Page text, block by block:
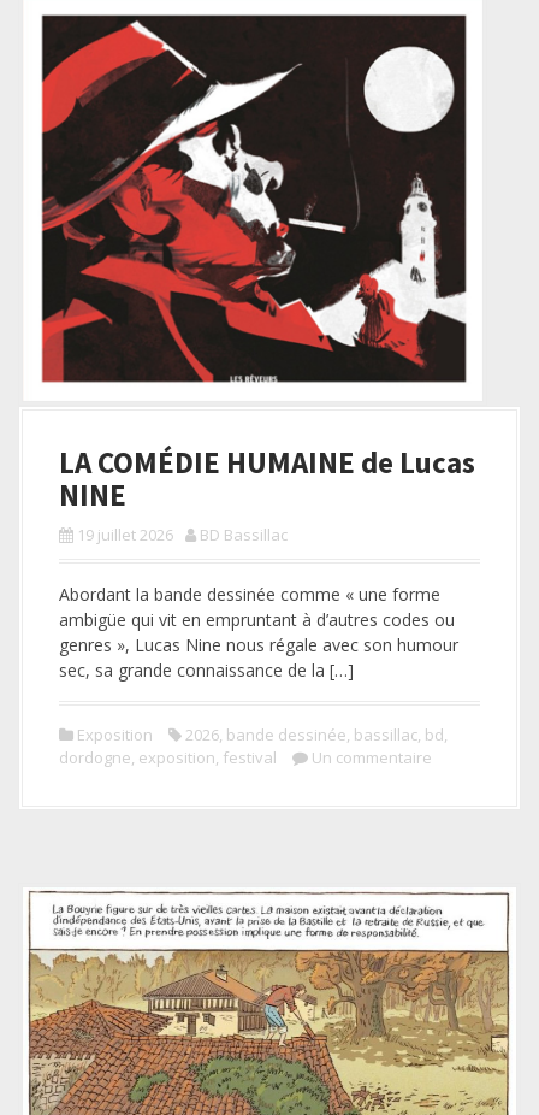
LA COMÉDIE HUMAINE de Lucas
NINE
19 juillet 2026 BD Bassillac
Abordant la bande dessinée comme « une forme
ambigüe qui vit en empruntant à d’autres codes ou
genres », Lucas Nine nous régale avec son humour
sec, sa grande connaissance de la […]
Exposition 2026, bande dessinée, bassillac, bd,
dordogne, exposition, festival Un commentaire